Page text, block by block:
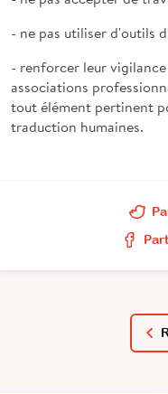
- ne pas utiliser d'outils
- renforcer leur
associations
tout élément pertinent
traduction humaines.